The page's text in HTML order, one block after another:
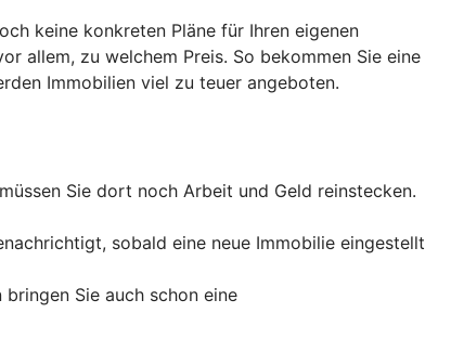
keine konkreten Pläne für Ihren eigenen
allem, zu welchem Preis. So bekommen Sie eine
Immobilien viel zu teuer angeboten.
Sie dort noch Arbeit und Geld reinstecken.
sobald eine neue Immobilie eingestellt
Sie auch schon eine